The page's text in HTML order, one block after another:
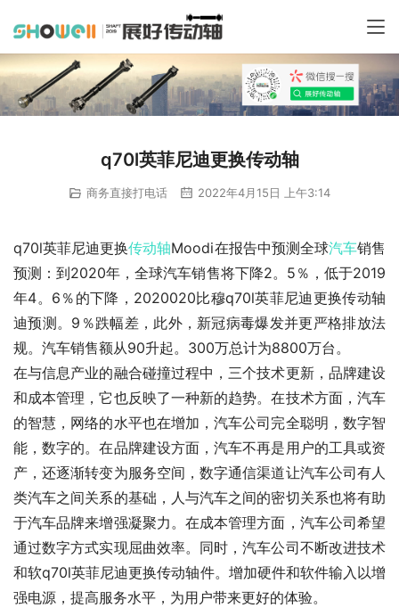
q70l英菲尼迪更换传动轴
商务直接打电话 2022年4月15日 上午3:14
q70l英菲尼迪更换传动轴Moodi在报告中预测全球汽车销售
预测：到2020年，全球汽车销售将下降2。5％，低于2019
年4。6％的下降，2020020比穆q70l英菲尼迪更换传动轴
迪预测。9％跌幅差，此外，新冠病毒爆发并更严格排放法
规。汽车销售额从90升起。300万总计为8800万台。
在与信息产业的融合碰撞过程中，三个技术更新，品牌建设
和成本管理，它也反映了一种新的趋势。在技术方面，汽车
的智慧，网络的水平也在增加，汽车公司完全聪明，数字智
能，数字的。在品牌建设方面，汽车不再是用户的工具或资
产，还逐渐转变为服务空间，数字通信渠道让汽车公司有人
类汽车之间关系的基础，人与汽车之间的密切关系也将有助
于汽车品牌来增强凝聚力。在成本管理方面，汽车公司希望
通过数字方式实现屈曲效率。同时，汽车公司不断改进技术
和软q70l英菲尼迪更换传动轴件。增加硬件和软件输入以增
强电源，提高服务水平，为用户带来更好的体验。